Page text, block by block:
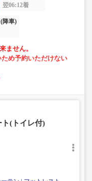
翌06:12着
降車)
ません。
め予約いただけない
ます。これに伴い、
より異なります。
。
異なる場合がござ
(トイレ付)